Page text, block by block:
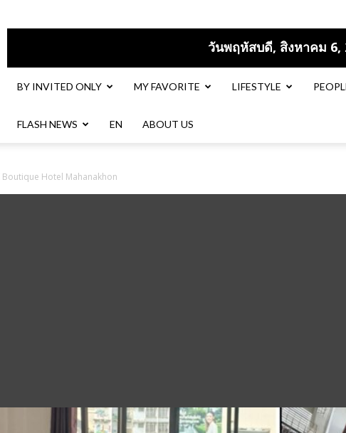
วันพฤหัสบดี, สิงหาคม 6,
BY INVITED ONLY MY FAVORITE LIFESTYLE
FLASH NEWS EN​ ABOUT US
Hotel Mahanakhon